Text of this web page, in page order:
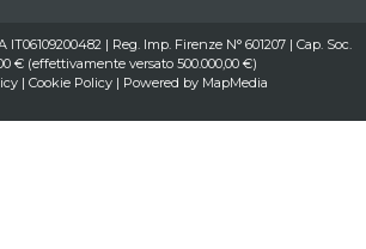
| Reg. Imp. Firenze N° 601207 | Cap. Soc.
€ (effettivamente versato 500.000,00 €)
| Cookie Policy| Powered by MapMedia